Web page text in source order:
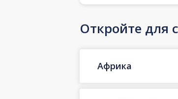
Откройте для
Африка